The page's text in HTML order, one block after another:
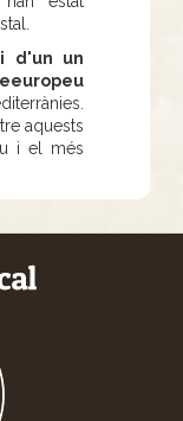
d'un un
aquests
i el més